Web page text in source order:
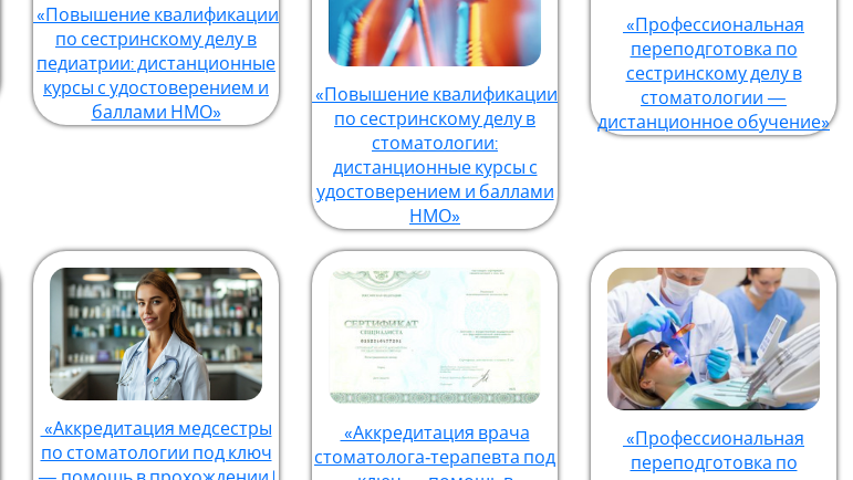
«Повышение квалификации
по сестринскому делу в
педиатрии: дистанционные
курсы с удостоверением и
баллами НМО»
«Повышение квалификации
по сестринскому делу в
стоматологии:
дистанционные курсы с
удостоверением и баллами
НМО»
«Профессиональная
переподготовка по
сестринскому делу в
стоматологии —
дистанционное обучение»
«Аккредитация медсестры
по стоматологии под ключ
«Аккредитация врача
стоматолога‑терапевта под
«Профессиональная
переподготовка по